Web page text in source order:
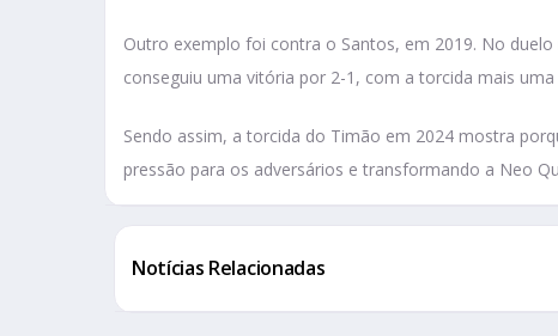
Outro exemplo foi contra o Santos, em 2019. No
conseguiu uma vitória por 2-1, com a torcida mais
Sendo assim, a torcida do Timão em 2024 mostra
pressão para os adversários e transformando a Neo
Notícias Relacionadas